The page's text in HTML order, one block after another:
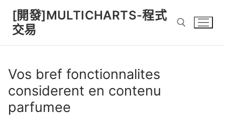
content
[開發]MULTICHARTS-程式
交易
Vos bref fonctionnalites
considerent en contenu
parfumee